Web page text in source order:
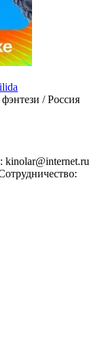
/ Россия
kinolar@internet.ru